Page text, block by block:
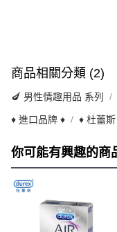
商品相關分類 (2)
🍆 男性情趣用品 系列
♦ 進口品牌 ♦ ♦ 杜蕾
你可能有興趣的商